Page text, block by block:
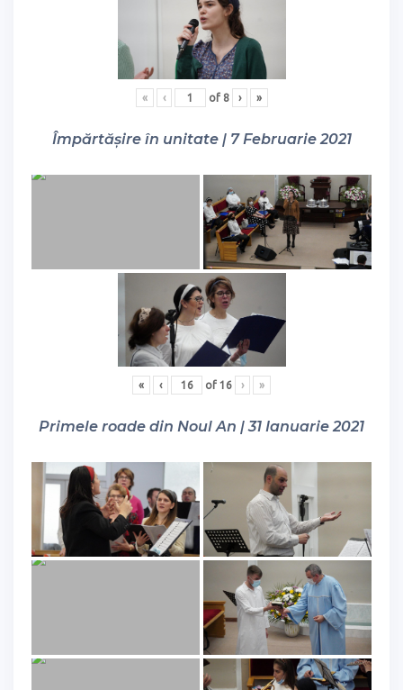
« ‹ of 8 › »
Împărtășire în unitate | 7 Februarie 2021
« ‹ of 16 › »
Primele roade din Noul An | 31 Ianuarie 2021